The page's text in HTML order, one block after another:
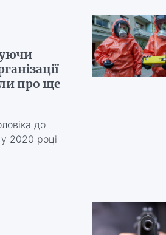
про ще
до
2020 році